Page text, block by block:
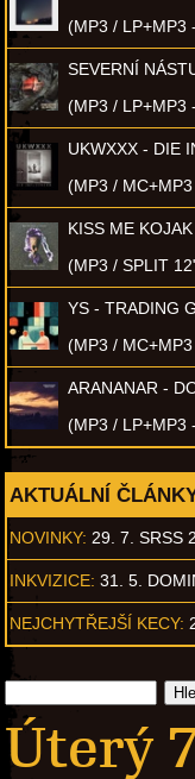
(MP3 / LP+MP3
SEVERNÍ
(MP3 / LP+MP3
UKWXXX - DIE
(MP3 /
KISS ME
(MP3 / SPLIT
YS - TRADING
(MP3 /
ARANANAR -
(MP3 / LP+MP3
AKTUÁLNÍ
NOVINKY: 29. 7. SRSS
INKVIZICE: 31. 5.
NEJCHYTŘEJŠÍ KECY:
Úterý